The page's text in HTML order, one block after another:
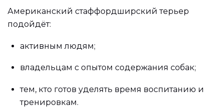
Американский стаффордширский терьер
подойдёт:
активным людям;
владельцам с опытом содержания собак;
тем, кто готов уделять время воспитанию и
тренировкам.